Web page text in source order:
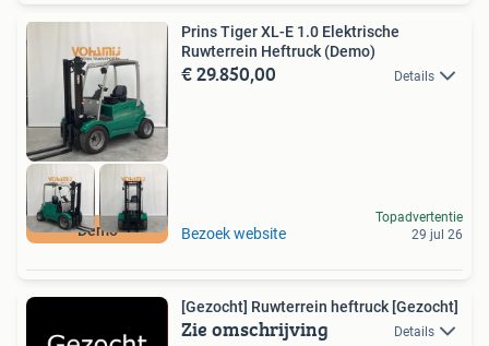
Demo
Prins Tiger XL-E 1.0 Elektrische
Ruwterrein Heftruck (Demo)
€ 29.850,00 Details
Bezoek website
Topadvertentie
29 jul 26
[Gezocht] Ruwterrein heftruck [Gezocht]
Zie omschrijving Details